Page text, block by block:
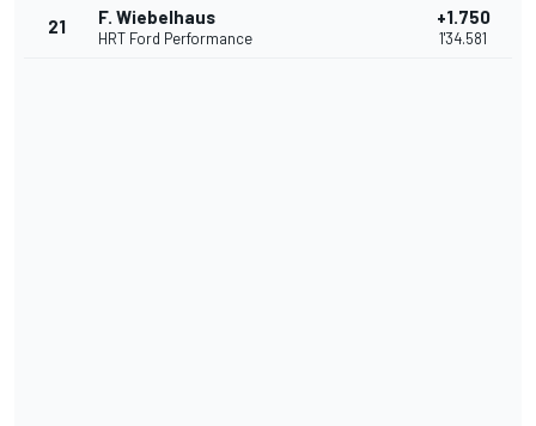
21 F. Wiebelhaus
HRT Ford Performance
+1.750
1'34.581